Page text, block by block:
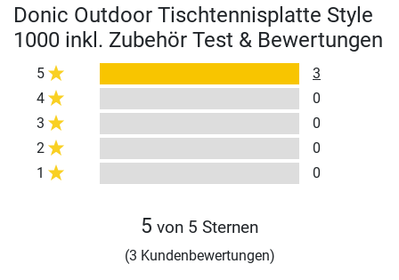
Donic Outdoor Tischtennisplatte Style
1000 inkl. Zubehör Test & Bewertungen
5
3
4
0
3
0
2
0
1
0
5 von 5 Sternen
(3 Kundenbewertungen)